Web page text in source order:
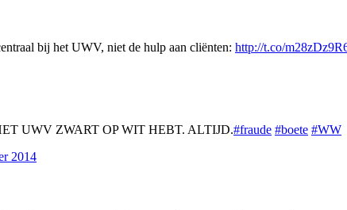
bij het UWV, niet de hulp aan cliënten: http://t.co/
UWV ZWART OP WIT HEBT. ALTIJD.#fraude #boete #WW
2014